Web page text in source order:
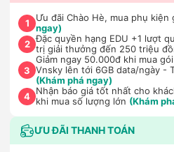
1 Ưu đãi Chào Hè, mua phụ kiện
ngay)
2 Đặc quyền hạng EDU +1 lượt
trị giải thưởng đến 250 triệu
3
Giảm ngay 50.000đ khi mua
Vnsky lên tới 6GB data/ngày -
(Khám phá ngay)
4 Nhận báo giá tốt nhất cho
khi mua số lượng lớn (Khám
ƯU ĐÃI THANH TOÁN